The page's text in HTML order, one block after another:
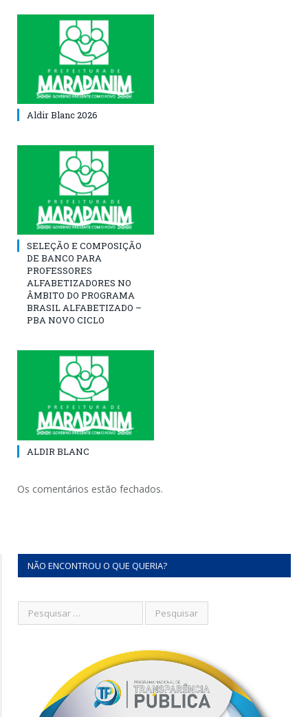
Aldir Blanc 2026
SELEÇÃO E COMPOSIÇÃO
DE BANCO PARA
PROFESSORES
ALFABETIZADORES NO
ÂMBITO DO PROGRAMA
BRASIL ALFABETIZADO –
PBA NOVO CICLO
ALDIR BLANC
Os comentários estão fechados.
NÃO ENCONTROU O QUE QUERIA?